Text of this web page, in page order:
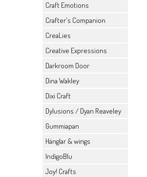
Craft Emotions
Crafter's Companion
CreaLies
Creative Expressions
Darkroom Door
Dina Wakley
Dixi Craft
Dylusions / Dyan Reaveley
Gummiapan
Hänglar & wings
IndigoBlu
Joy! Crafts